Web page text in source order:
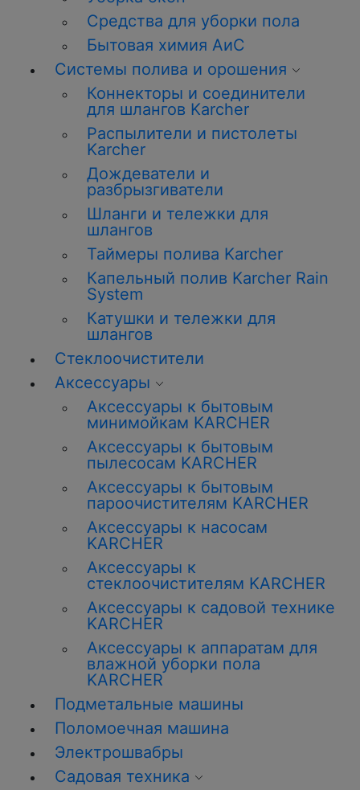
Средства для уборки пола
Бытовая химия АиС
Системы полива и орошения
Коннекторы и соединители
для шлангов Karcher
Распылители и пистолеты
Karcher
Дождеватели и
разбрызгиватели
Шланги и тележки для
шлангов
Таймеры полива Karcher
Капельный полив Karcher Rain
System
Катушки и тележки для
шлангов
Стеклоочистители
Аксессуары
Аксессуары к бытовым
минимойкам KARCHER
Аксессуары к бытовым
пылесосам KARCHER
Аксессуары к бытовым
пароочистителям KARCHER
Аксессуары к насосам
KARCHER
Аксессуары к
стеклоочистителям KARCHER
Аксессуары к садовой технике
KARCHER
Аксессуары к аппаратам для
влажной уборки пола
KARCHER
Подметальные машины
Поломоечная машина
Электрошвабры
Садовая техника